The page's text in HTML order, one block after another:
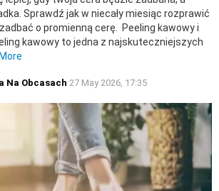
Sprawdź jak w niecały miesiąc rozprawić
o promienną cerę. Peeling kawowy i
kawowy to jedna z najskuteczniejszych
More
Na Obcasach 27 May 2026, 17:35